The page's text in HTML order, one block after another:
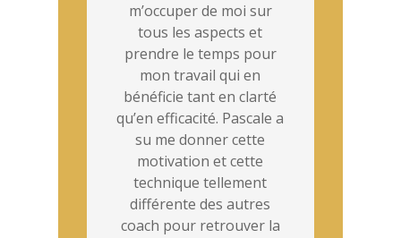
m’occuper de moi sur
tous les aspects et
prendre le temps pour
mon travail qui en
bénéficie tant en clarté
qu’en efficacité. Pascale a
su me donner cette
motivation et cette
technique tellement
différente des autres
coach pour retrouver la